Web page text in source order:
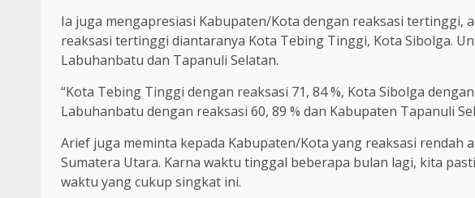
Ia juga mengapresiasi Kabupaten/Kota dengan reaksasi tertinggi,
reaksasi tertinggi diantaranya Kota Tebing Tinggi, Kota Sibolga.
Labuhanbatu dan Tapanuli Selatan.
“Kota Tebing Tinggi dengan reaksasi 71, 84 %, Kota Sibolga
Labuhanbatu dengan reaksasi 60, 89 % dan Kabupaten Tapanuli
Arief juga meminta kepada Kabupaten/Kota yang reaksasi rendah
Sumatera Utara. Karna waktu tinggal beberapa bulan lagi, kita
waktu yang cukup singkat ini.